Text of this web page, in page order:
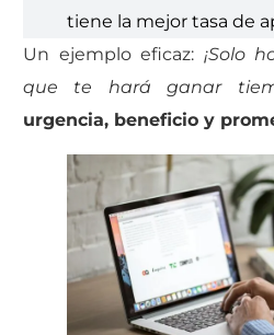
tiene la mejor tasa de
Un ejemplo eficaz: ¡Solo
que te hará ganar
urgencia, beneficio y